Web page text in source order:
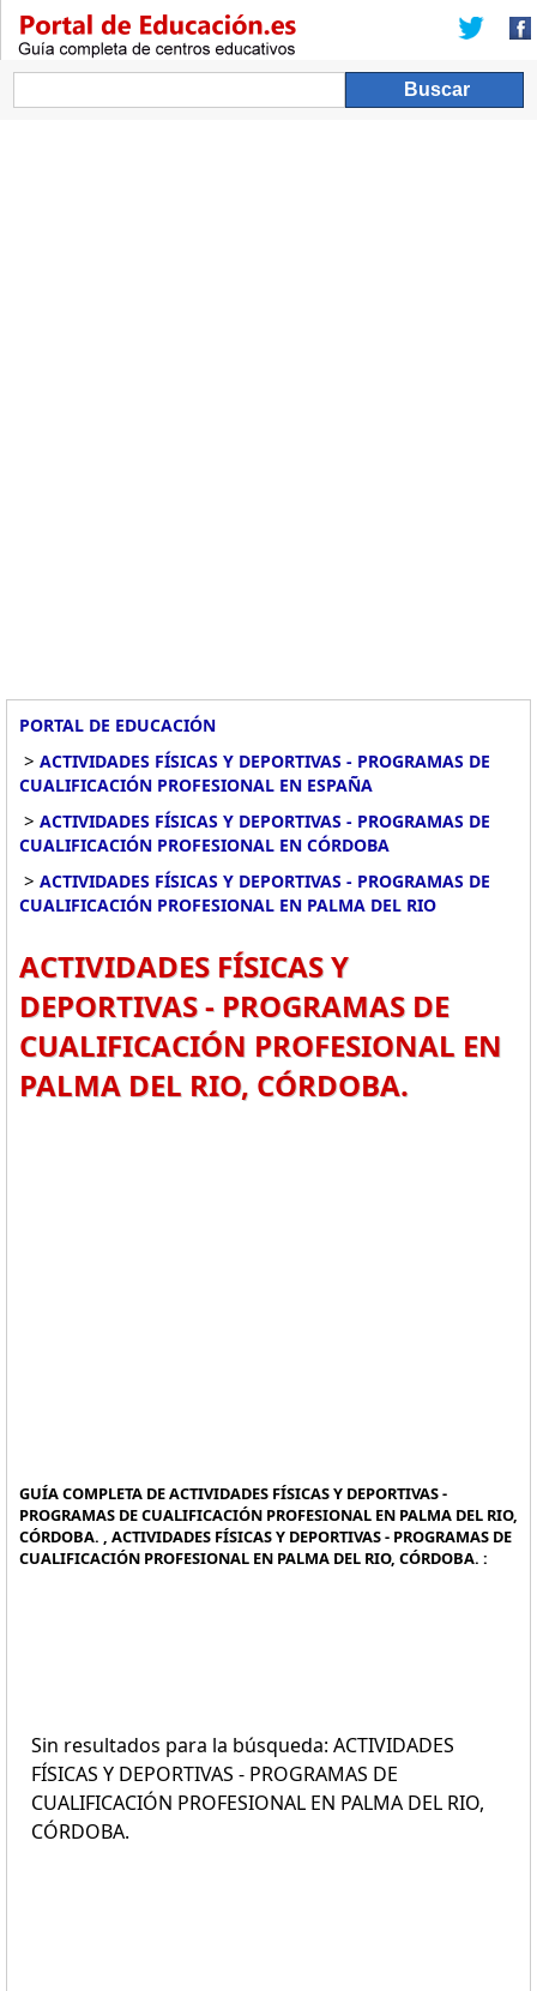
PORTAL DE EDUCACIÓN
> ACTIVIDADES FÍSICAS Y DEPORTIVAS - PROGRAMAS DE
CUALIFICACIÓN PROFESIONAL EN ESPAÑA
> ACTIVIDADES FÍSICAS Y DEPORTIVAS - PROGRAMAS DE
CUALIFICACIÓN PROFESIONAL EN CÓRDOBA
> ACTIVIDADES FÍSICAS Y DEPORTIVAS - PROGRAMAS DE
CUALIFICACIÓN PROFESIONAL EN PALMA DEL RIO
ACTIVIDADES FÍSICAS Y
DEPORTIVAS - PROGRAMAS DE
CUALIFICACIÓN PROFESIONAL EN
PALMA DEL RIO, CÓRDOBA.
GUÍA COMPLETA DE ACTIVIDADES FÍSICAS Y DEPORTIVAS -
PROGRAMAS DE CUALIFICACIÓN PROFESIONAL EN PALMA DEL RIO,
CÓRDOBA. , ACTIVIDADES FÍSICAS Y DEPORTIVAS - PROGRAMAS DE
CUALIFICACIÓN PROFESIONAL EN PALMA DEL RIO, CÓRDOBA. :
Sin resultados para la búsqueda: ACTIVIDADES
FÍSICAS Y DEPORTIVAS - PROGRAMAS DE
CUALIFICACIÓN PROFESIONAL EN PALMA DEL RIO,
CÓRDOBA.